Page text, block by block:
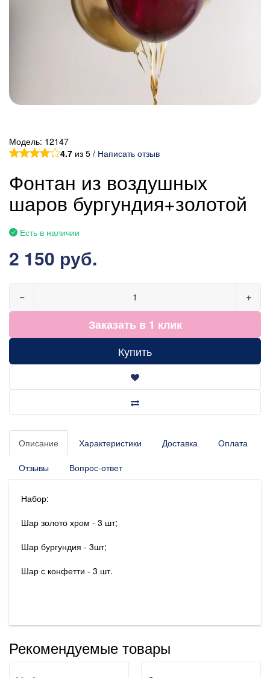
Модель: 12147
4.7 из 5 / Написать отзыв
Фонтан из воздушных
шаров бургундия+золотой
Есть в наличии
2 150 руб.
− +
Заказать в 1 клик
Купить
Описание Характеристики Доставка Оплата
Отзывы Вопрос-ответ
Набор:
Шар золото хром - 3 шт;
Шар бургундия - 3шт;
Шар с конфетти - 3 шт.
Рекомендуемые товары